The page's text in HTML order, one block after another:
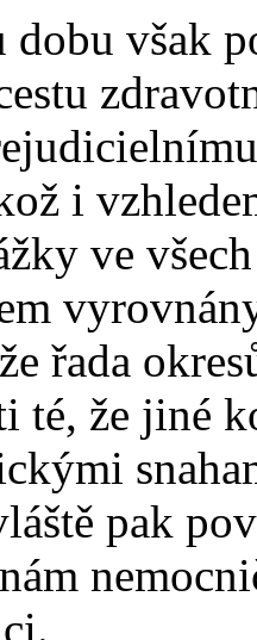
však
i
ve
řada
té, že jiné
pak